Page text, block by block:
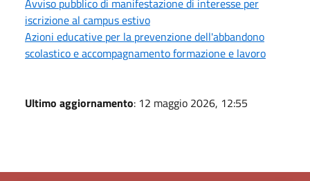
iscrizione al campus estivo
Azioni educative per la prevenzione dell'abbandono
scolastico e accompagnamento formazione e lavoro
Ultimo aggiornamento: 12 maggio 2026, 12:55